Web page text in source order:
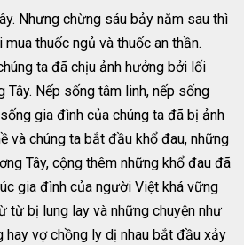
Nhưng chừng sáu bảy năm sau thì
thuốc ngủ và thuốc an thần.
ta đã chịu ảnh hưởng bởi lối
Tây. Nếp sống tâm linh, nếp sống
gia đình của chúng ta đã bị ảnh
và chúng ta bắt đầu khổ đau, những
Tây, cộng thêm những khổ đau đã
gia đình của người Việt khá vững
từ bị lung lay và những chuyện như
hay vợ chồng ly dị nhau bắt đầu xảy